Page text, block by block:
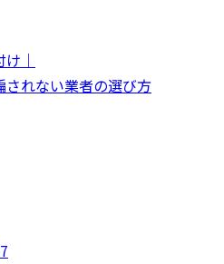
｜
れない業者の選び方